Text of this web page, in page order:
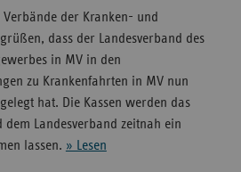
der Kranken- und
dass der Landesverband des
in MV in den
zu Krankenfahrten in MV nun
hat. Die Kassen werden das
Landesverband zeitnah ein
lassen. » Lesen